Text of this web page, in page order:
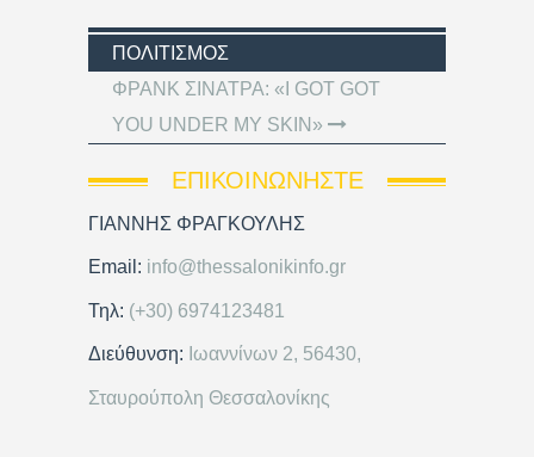
ΠΟΛΙΤΙΣΜΌΣ
ΦΡΑΝΚ ΣΙΝΑΤΡΑ: «I GOT GOT
YOU UNDER MY SKIN»
ΕΠΙΚΟΙΝΩΝΉΣΤΕ
ΓΙΑΝΝΗΣ ΦΡΑΓΚΟΥΛΗΣ
Email: info@thessalonikinfo.gr
Τηλ: (+30) 6974123481
Διεύθυνση: Ιωαννίνων 2, 56430,
Σταυρούπολη Θεσσαλονίκης